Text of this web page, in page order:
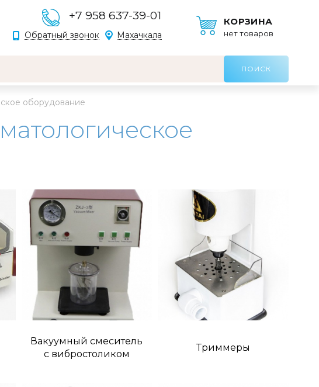
+7 958 637-39-01
Обратный звонок Махачкала
КОРЗИНА
нет товаров
оборудование
Вакуумный смеситель
с вибростоликом
Триммеры